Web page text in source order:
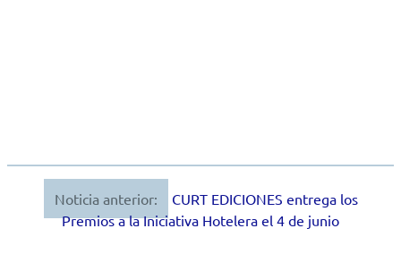
Navegación
Noticia anterior:
CURT EDICIONES entrega los
Premios a la Iniciativa Hotelera el 4 de junio